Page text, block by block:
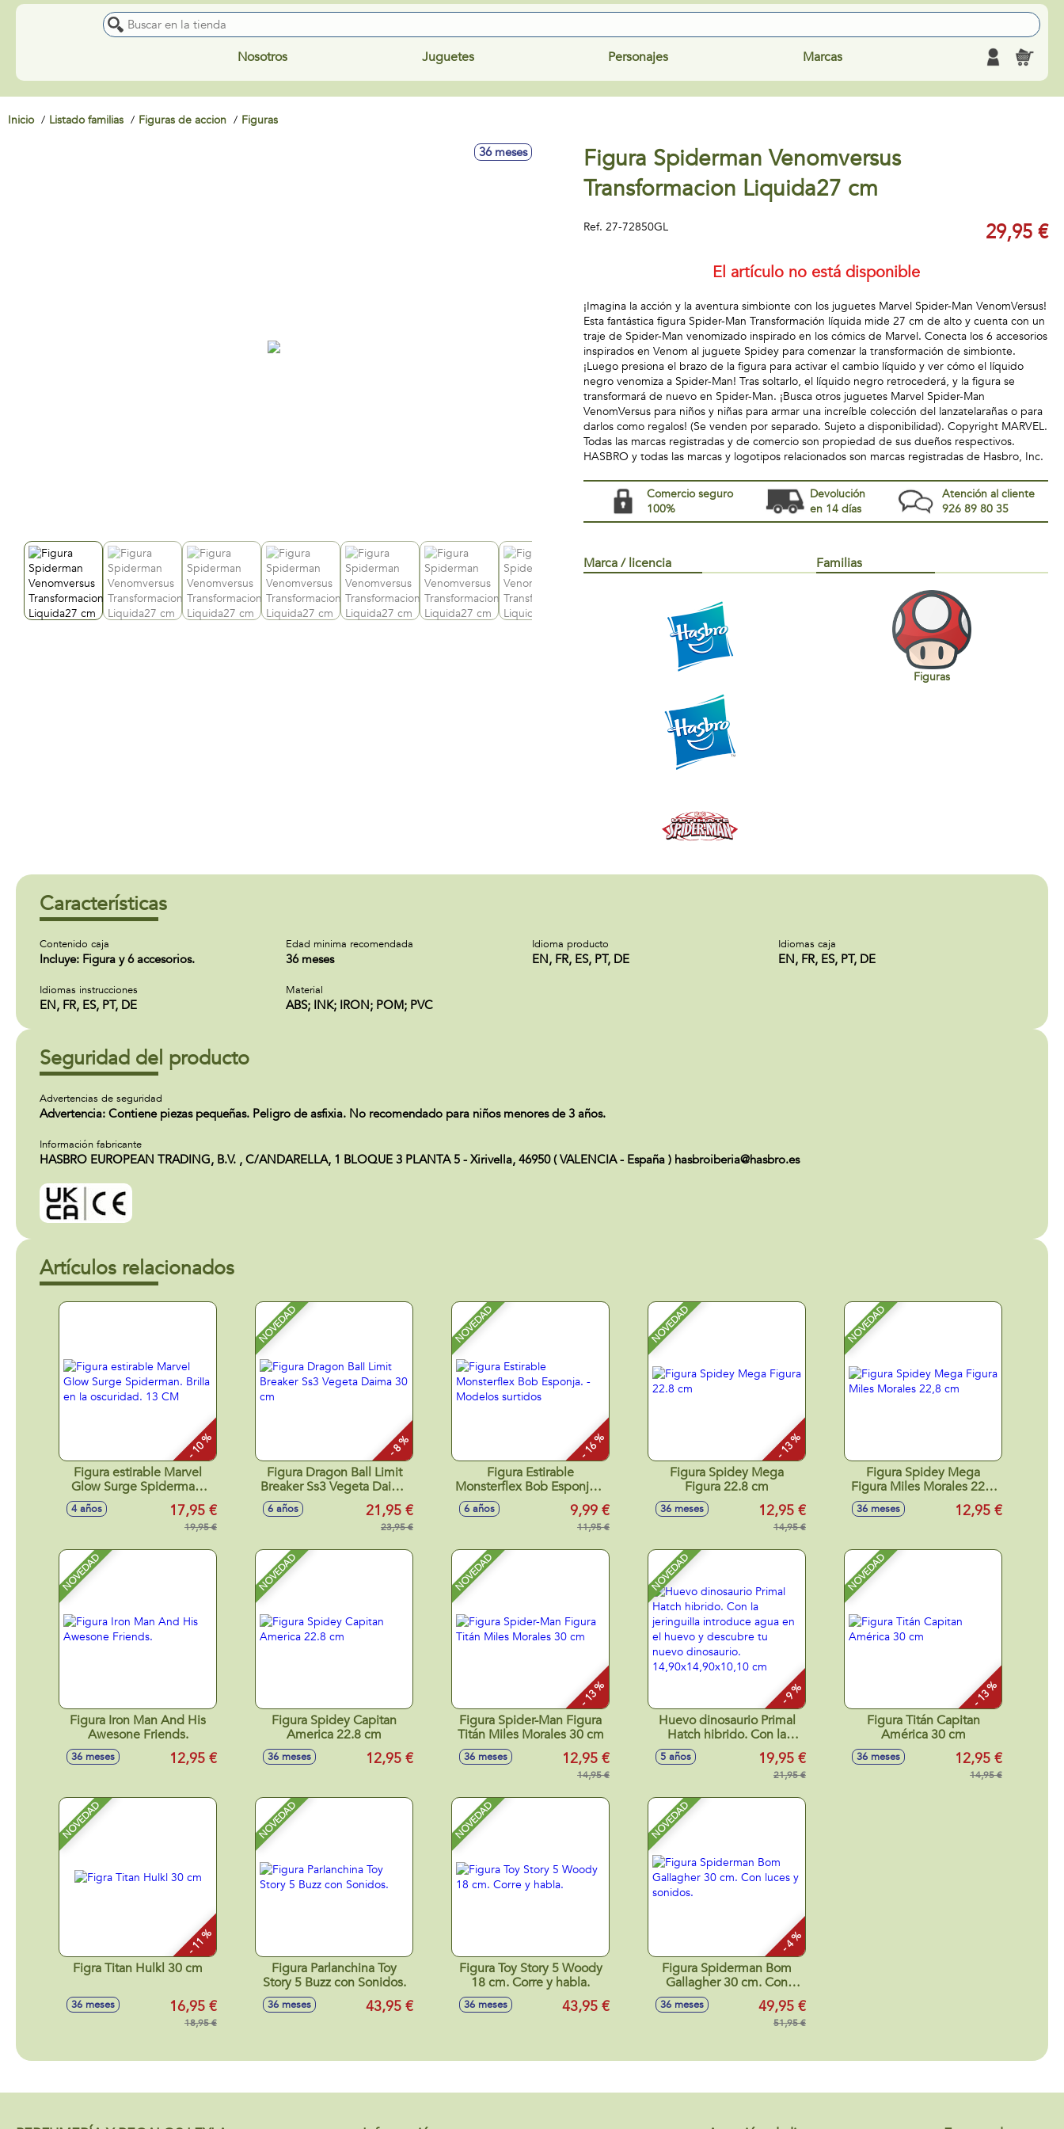
Nosotros Juguetes Personajes Marcas
Inicio Listado familias Figuras de accion Figuras
36 meses
Figura Spiderman Venomversus
Transformacion Liquida27 cm
Ref. 27-72850GL 29,95 €
El artículo no está disponible
¡Imagina la acción y la aventura simbionte con los juguetes Marvel Spider-Man VenomVersus!
Esta fantástica figura Spider-Man Transformación líquida mide 27 cm de alto y cuenta con un
traje de Spider-Man venomizado inspirado en los cómics de Marvel. Conecta los 6 accesorios
inspirados en Venom al juguete Spidey para comenzar la transformación de simbionte.
¡Luego presiona el brazo de la figura para activar el cambio líquido y ver cómo el líquido
negro venomiza a Spider-Man! Tras soltarlo, el líquido negro retrocederá, y la figura se
transformará de nuevo en Spider-Man. ¡Busca otros juguetes Marvel Spider-Man
VenomVersus para niños y niñas para armar una increíble colección del lanzatelarañas o para
darlos como regalos! (Se venden por separado. Sujeto a disponibilidad). Copyright MARVEL.
Todas las marcas registradas y de comercio son propiedad de sus dueños respectivos.
HASBRO y todas las marcas y logotipos relacionados son marcas registradas de Hasbro, Inc.
Comercio seguro
100%
Devolución
en 14 días
Atención al cliente
926 89 80 35
Marca / licencia Familias
Figuras
Características
Contenido caja
Incluye: Figura y 6 accesorios.
Edad minima recomendada
36 meses
Idioma producto
EN, FR, ES, PT, DE
Idiomas caja
EN, FR, ES, PT, DE
Idiomas instrucciones
EN, FR, ES, PT, DE
Material
ABS; INK; IRON; POM; PVC
Seguridad del producto
Advertencias de seguridad
Advertencia: Contiene piezas pequeñas. Peligro de asfixia. No recomendado para niños menores de 3 años.
Información fabricante
HASBRO EUROPEAN TRADING, B.V. , C/ANDARELLA, 1 BLOQUE 3 PLANTA 5 - Xirivella, 46950 ( VALENCIA - España ) hasbroiberia@hasbro.es
Artículos relacionados
- 10 %
Figura estirable Marvel
Glow Surge Spiderman.
Brilla en la oscuridad. 13
4 años 17,95 €
19,95 €
NOVEDAD
- 8 %
Figura Dragon Ball Limit
Breaker Ss3 Vegeta Daima
6 años 21,95 €
23,95 €
NOVEDAD
- 16 %
Figura Estirable
Monsterflex Bob Esponja. -
Modelos surtidos
6 años 9,99 €
11,95 €
NOVEDAD
- 13 %
Figura Spidey Mega
Figura 22.8 cm
36 meses 12,95 €
14,95 €
NOVEDAD
Figura Spidey Mega
Figura Miles Morales 22,8
36 meses 12,95 €
NOVEDAD
Figura Iron Man And His
Awesone Friends.
36 meses 12,95 €
NOVEDAD
Figura Spidey Capitan
America 22.8 cm
36 meses 12,95 €
NOVEDAD
- 13 %
Figura Spider-Man Figura
Titán Miles Morales 30 cm
36 meses 12,95 €
14,95 €
NOVEDAD
- 9 %
Huevo dinosaurio Primal
Hatch hibrido. Con la
jeringuilla introduce agua
en el huevo y descubre tu
nuevo dinosaurio.
5 años 19,95 €
21,95 €
NOVEDAD
- 13 %
Figura Titán Capitan
América 30 cm
36 meses 12,95 €
14,95 €
NOVEDAD
- 11 %
Figra Titan Hulkl 30 cm
36 meses 16,95 €
18,95 €
NOVEDAD
Figura Parlanchina Toy
Story 5 Buzz con Sonidos.
36 meses 43,95 €
NOVEDAD
Figura Toy Story 5 Woody
18 cm. Corre y habla.
36 meses 43,95 €
NOVEDAD
- 4 %
Figura Spiderman Bom
Gallagher 30 cm. Con
luces y sonidos.
36 meses 49,95 €
51,95 €